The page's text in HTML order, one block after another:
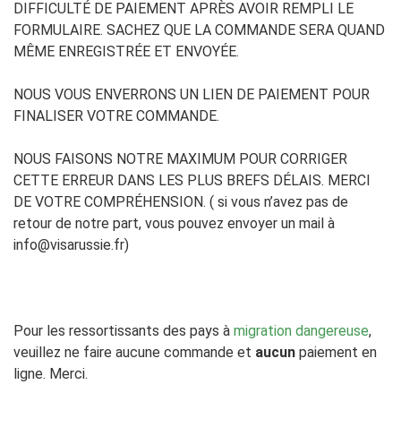
DIFFICULTÉ DE PAIEMENT APRÈS AVOIR REMPLI LE
FORMULAIRE. SACHEZ QUE LA COMMANDE SERA QUAND
MÊME ENREGISTRÉE ET ENVOYÉE.
NOUS VOUS ENVERRONS UN LIEN DE PAIEMENT POUR
FINALISER VOTRE COMMANDE.
NOUS FAISONS NOTRE MAXIMUM POUR CORRIGER
CETTE ERREUR DANS LES PLUS BREFS DÉLAIS. MERCI
DE VOTRE COMPRÉHENSION. ( si vous n’avez pas de
retour de notre part, vous pouvez envoyer un mail à
info@visarussie.fr)
Pour les ressortissants des pays à migration dangereuse,
veuillez ne faire aucune commande et aucun paiement en
ligne. Merci.